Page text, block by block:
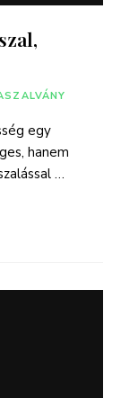
egy
hanem
…